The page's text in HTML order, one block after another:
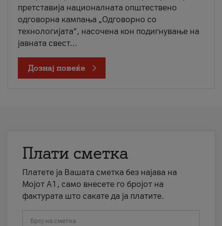
претставија националната општествено
одговорна кампања „Одговорно со
технологијата“, насочена кон подигнување на
јавната свест...
Дознај повеќе
Плати сметка
Платете ја Вашата сметка без најава на
Мојот А1, само внесете го бројот на
фактурата што сакате да ја платите.
Број на сметка